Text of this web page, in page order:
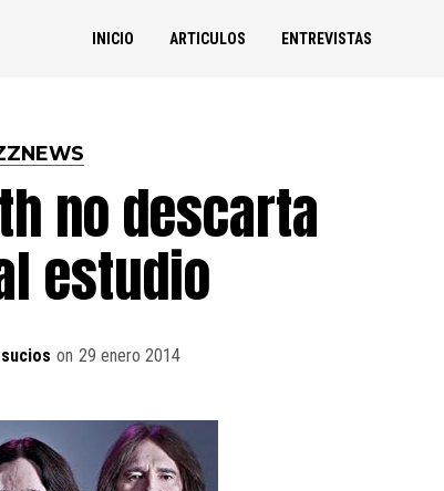
INICIO ARTICULOS ENTREVISTAS
no descarta
estudio
on 29 enero 2014